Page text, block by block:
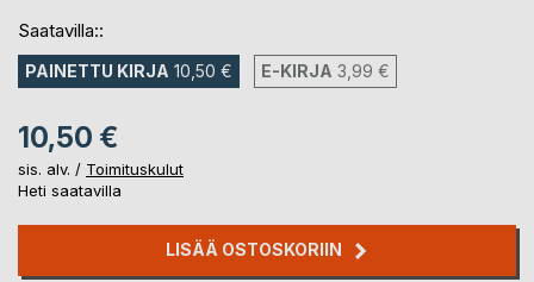
Saatavilla::
PAINETTU KIRJA 10,50 € E-KIRJA 3,99 €
10,50 €
sis. alv. / Toimituskulut
Heti saatavilla
LISÄÄ OSTOSKORIIN